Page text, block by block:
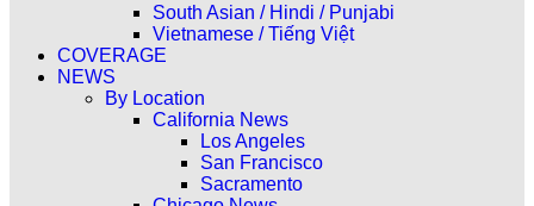
South Asian / Hindi / Punjabi
Vietnamese / Tiếng Việt
COVERAGE
NEWS
By Location
California News
Los Angeles
San Francisco
Sacramento